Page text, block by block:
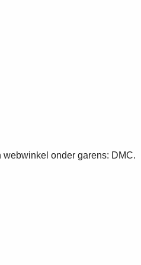
onder garens: DMC.